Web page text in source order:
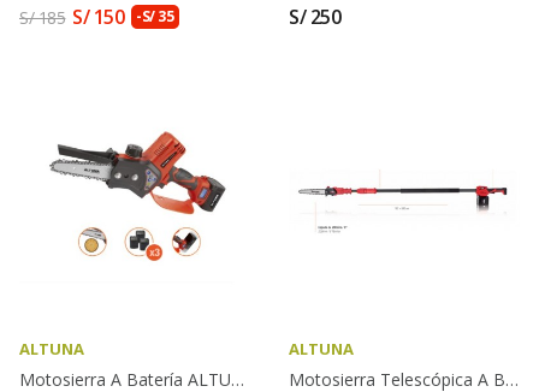
S/ 185 S/ 150 -S/ 35 S/ 250
ALTUNA
Motosierra A Batería ALTUNA - AB100
ALTUNA
Motosierra Telescópica A Batería Sin Cable...